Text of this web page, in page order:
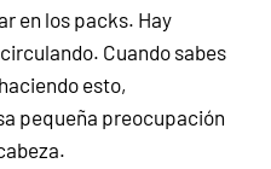
en los packs. Hay
Cuando sabes
esto,
pequeña preocupación